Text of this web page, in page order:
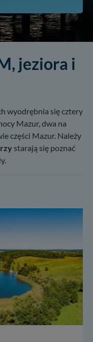
jeziora i
wyodrębnia się cztery
Mazur, dwa na
części Mazur. Należy
starają się poznać